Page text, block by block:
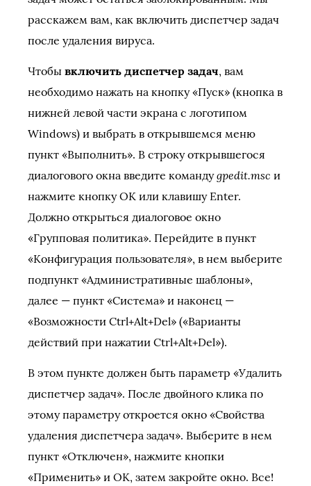
расскажем вам, как включить диспетчер задач
после удаления вируса.
Чтобы включить диспетчер задач, вам
необходимо нажать на кнопку «Пуск» (кнопка в
нижней левой части экрана с логотипом
Windows) и выбрать в открывшемся меню
пункт «Выполнить». В строку открывшегося
диалогового окна введите командуgpedit.msc и
нажмите кнопку OK или клавишу Enter.
Должно открыться диалоговое окно
«Групповая политика». Перейдите в пункт
«Конфигурация пользователя», в нем выберите
подпункт «Административные шаблоны»,
далее — пункт «Система» и наконец —
«Возможности Ctrl+Alt+Del» («Варианты
действий при нажатии Ctrl+Alt+Del»).
В этом пункте должен быть параметр «Удалить
диспетчер задач». После двойного клика по
этому параметру откроется окно «Свойства
удаления диспетчера задач». Выберите в нем
пункт «Отключен», нажмите кнопки
«Применить» и ОК, затем закройте окно. Все!